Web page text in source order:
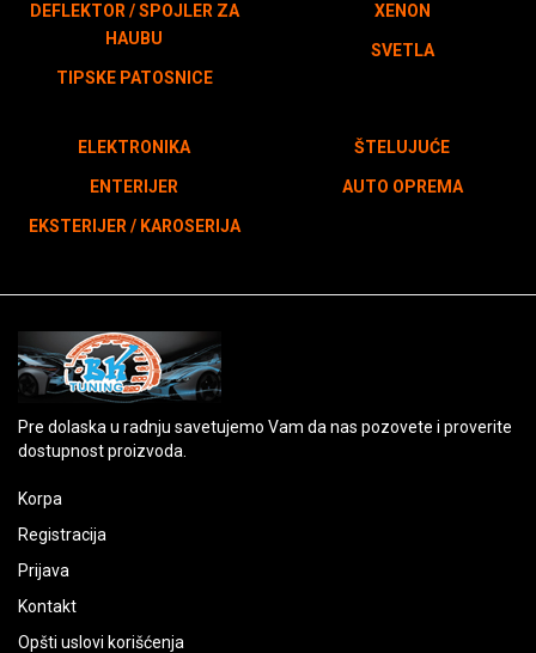
DEFLEKTOR / SPOJLER ZA
HAUBU
TIPSKE PATOSNICE
XENON
SVETLA
ELEKTRONIKA
ENTERIJER
EKSTERIJER / KAROSERIJA
ŠTELUJUĆE
AUTO OPREMA
Pre dolaska u radnju savetujemo Vam da nas pozovete i proverite
dostupnost proizvoda.
Korpa
Registracija
Prijava
Kontakt
Opšti uslovi korišćenja